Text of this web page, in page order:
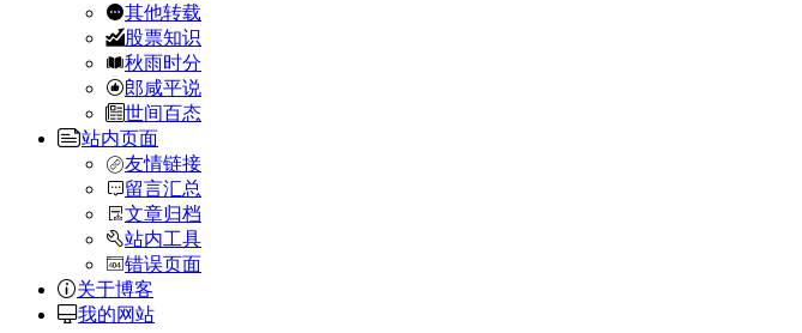
其他转载
股票知识
秋雨时分
郎咸平说
世间百态
站内页面
友情链接
留言汇总
文章归档
站内工具
错误页面
关于博客
我的网站